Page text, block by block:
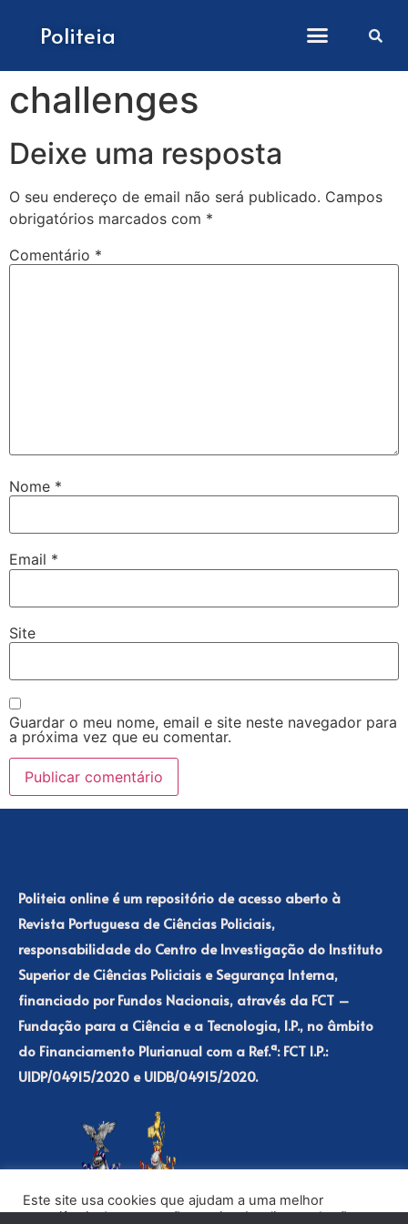
Politeia
challenges
Deixe uma resposta
O seu endereço de email não será publicado. Campos
obrigatórios marcados com *
Comentário *
Nome *
Email *
Site
Guardar o meu nome, email e site neste navegador para
a próxima vez que eu comentar.
Politeia online é um repositório de acesso aberto à
Revista Portuguesa de Ciências Policiais,
responsabilidade do Centro de Investigação do Instituto
Superior de Ciências Policiais e Segurança Interna,
financiado por Fundos Nacionais, através da FCT –
Fundação para a Ciência e a Tecnologia, I.P., no âmbito
do Financiamento Plurianual com a Ref.ª: FCT I.P.:
UIDP/04915/2020 e UIDB/04915/2020.
Este site usa cookies que ajudam a uma melhor
experiência de navegação no site. Ao clicar no botão